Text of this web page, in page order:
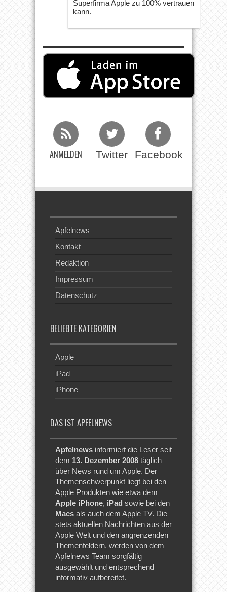
Superfirma Apple zu 100% vertrauen
kann.
ANMELDEN Twitter Facebook
Apfelnews
Kontakt
Redaktion
Impressum
Datenschutz
BELIEBTE KATEGORIEN
Apple
iPad
iPhone
DAS IST APFELNEWS
Apfelnews informiert die Leser seit
dem 13. Dezember 2008 täglich
über News rund um Apple. Der
Themenschwerpunkt liegt bei den
Apple Produkten wie etwa dem
Apple iPhone, iPad sowie bei den
Macs als auch dem Apple TV. Die
stets aktuellen Nachrichten aus der
Apple Welt und den angrenzenden
Themenfeldern, werden von dem
Apfelnews Team sorgfältig
ausgewählt und entsprechend
informativ aufbereitet.